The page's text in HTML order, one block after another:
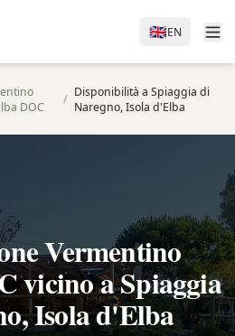
🇬🇧EN
DOC
/ Disponibilità a Spiaggia di
Naregno, Isola d'Elba
Vermentino
vicino a Spiaggia
Isola d'Elba